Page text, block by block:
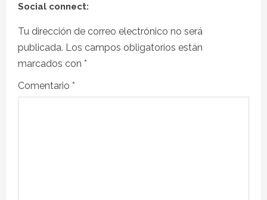
Social connect:
Tu dirección de correo electrónico no será
publicada. Los campos obligatorios están
marcados con *
Comentario *